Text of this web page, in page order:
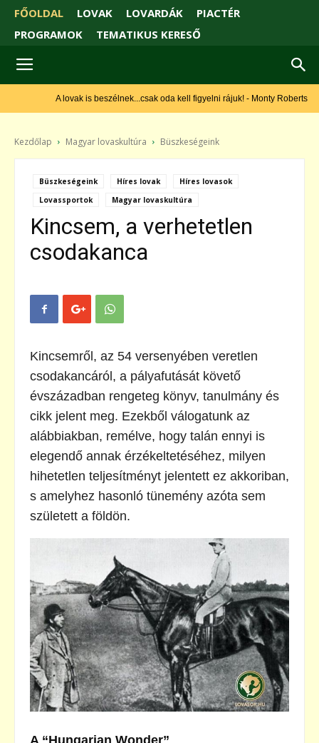
FŐOLDAL LOVAK LOVARDÁK
PIACTÉR
PROGRAMOK
TEMATIKUS KERESŐ
A lovak is beszélnek...csak oda kell figyelni rájuk! - Monty Roberts
Kezdőlap Magyar lovaskultúra Büszkeségeink
Büszkeségeink Híres lovak
Híres lovasok
Lovassportok
Magyar lovaskultúra
Kincsem, a verhetetlen
csodakanca
Kincsemről, az 54 versenyében veretlen
csodakancáról, a pályafutását követő
évszázadban rengeteg könyv, tanulmány és
cikk jelent meg. Ezekből válogatunk az
alábbiakban, remélve, hogy talán ennyi is
elegendő annak érzékeltetéséhez, milyen
hihetetlen teljesítményt jelentett ez akkoriban,
s amelyhez hasonló tünemény azóta sem
született a földön.
A “Hungarian Wonder”